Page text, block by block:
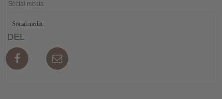
Social media
Social media
DEL